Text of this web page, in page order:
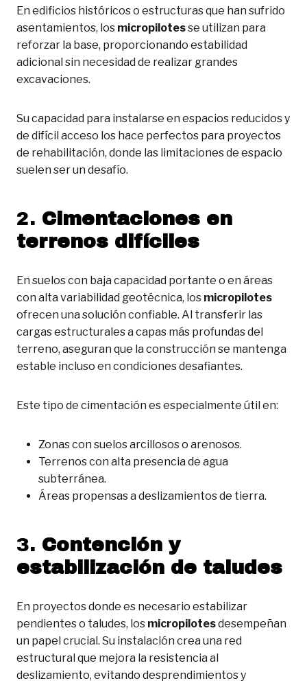
En edificios históricos o estructuras que han sufrido
asentamientos, los micropilotesse utilizan para
reforzar la base, proporcionando estabilidad
adicional sin necesidad de realizar grandes
excavaciones.
Su capacidad para instalarse en espacios reducidos y
de difícil acceso los hace perfectos para proyectos
de rehabilitación, donde las limitaciones de espacio
suelen ser un desafío.
2. Cimentaciones en
terrenos difíciles
En suelos con baja capacidad portante o en áreas
con alta variabilidad geotécnica, los micropilotes
ofrecen una solución confiable. Al transferir las
cargas estructurales a capas más profundas del
terreno, aseguran que la construcción se mantenga
estable incluso en condiciones desafiantes.
Este tipo de cimentación es especialmente útil en:
Zonas con suelos arcillosos o arenosos.
Terrenos con alta presencia de agua
subterránea.
Áreas propensas a deslizamientos de tierra.
3. Contención y
estabilización de taludes
En proyectos donde es necesario estabilizar
pendientes o taludes, los micropilotesdesempeñan
un papel crucial. Su instalación crea una red
estructural que mejora la resistencia al
deslizamiento, evitando desprendimientos y